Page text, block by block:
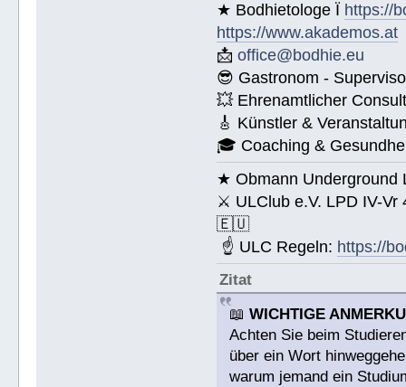
★ Bodhietologe Ï https://
https://www.akademos.at
📩office@bodhie.eu
😎 Gastronom -
💥 Ehrenamtlicher
🎸 Künstler &
🎓 Coaching &
★ Obmann Underground
⚔ ULClub e.V. LPD IV-
🇪🇺
☝ ULC Regeln: https://
Zitat
📖WICHTIGE
Achten Sie beim
über ein Wort
warum jemand ein